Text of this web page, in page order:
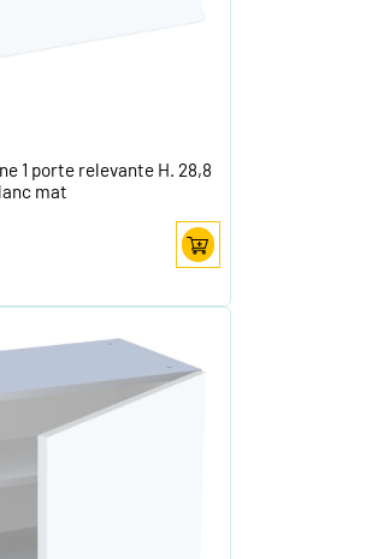
1 porte relevante H. 28,8
mat